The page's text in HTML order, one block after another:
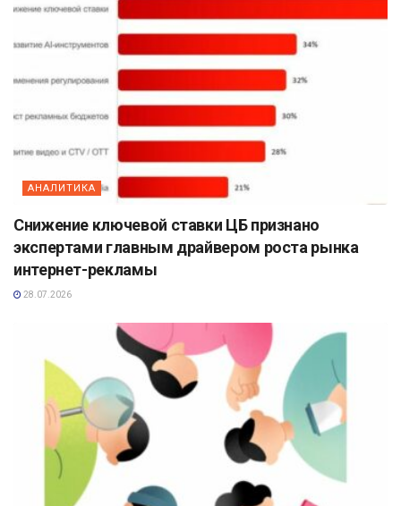
АНАЛИТИКА
Снижение ключевой ставки ЦБ признано
экспертами главным драйвером роста рынка
интернет-рекламы
28.07.2026